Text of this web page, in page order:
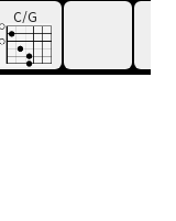
C/G